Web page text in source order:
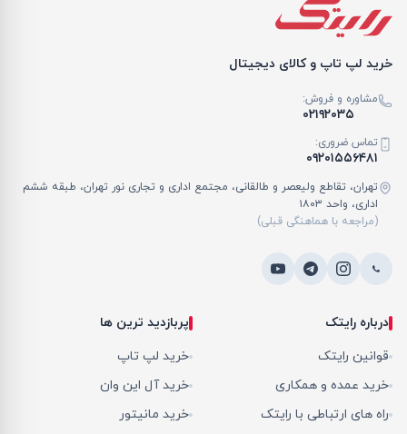
خرید لپ تاپ و کالای دیجیتال
مشاوره و فروش:
۰۲۱۹۲۰۳۵
تماس ضروری:
۰۹۲۰۱۵۵۶۴۸۱
تهران، تقاطع ولیعصر و طالقانی، مجتمع اداری و تجاری نور تهران، طبقه ششم
اداری، واحد ۱۸۰۳
(مراجعه با هماهنگی قبلی)
درباره رایتک
قوانین رایتک
خرید عمده و همکاری
راه های ارتباطی با رایتک
پربازدید ترین ها
خرید لپ تاپ
خرید آل این وان
خرید مانیتور